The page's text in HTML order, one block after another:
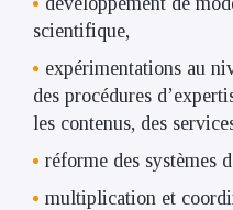
scientifique,
expérimentations au
des procédures
les contenus, des
réforme des systèmes
multiplication et